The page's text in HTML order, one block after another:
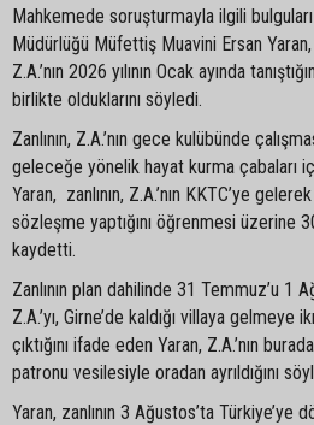
Mahkemede soruşturmayla ilgili
Müdürlüğü Müfettiş Muavini Ersan Yaran,
Z.A.’nın 2026 yılının Ocak ayında
birlikte olduklarını söyledi.
Zanlının, Z.A.’nın gece kulübünde
geleceğe yönelik hayat kurma çabaları
Yaran, zanlının, Z.A.’nın KKTC’ye
sözleşme yaptığını öğrenmesi üzerine
kaydetti.
Zanlının plan dahilinde 31 Temmuz’u 1
Z.A.’yı, Girne’de kaldığı villaya gelmeye
çıktığını ifade eden Yaran, Z.A.’nın
patronu vesilesiyle oradan ayrıldığını
Yaran, zanlının 3 Ağustos’ta Türkiye’ye